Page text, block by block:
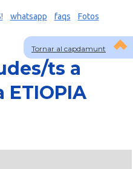
Tornar al capdamunt
whatsapp faqs Fotos
ts a
ETIOPIA